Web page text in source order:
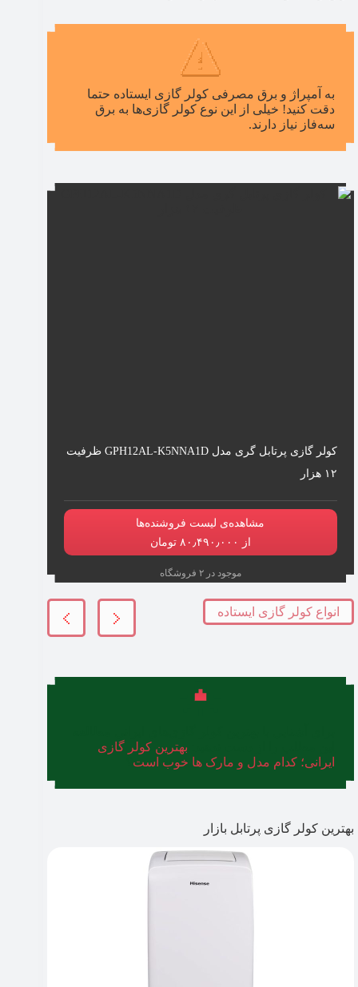
به آمپراژ و برق مصرفی کولر گازی ایستاده حتما
دقت کنید! خیلی از این نوع کولر گازی‌ها به برق
سه‌فاز نیاز دارند.
کولر گازی پرتابل گری مدل GPH12AL-K5NNA1D ظرفیت
۱۲ هزار
مشاهده‌ی لیست فروشنده‌ها
از ۸۰٫۴۹۰٫۰۰۰ تومان
موجود در ۲ فروشگاه
انواع کولر گازی ایستاده
بهترین کولر گازی
ایرانی؛ کدام مدل و مارک ها خوب است
بهترین کولر گازی پرتابل بازار